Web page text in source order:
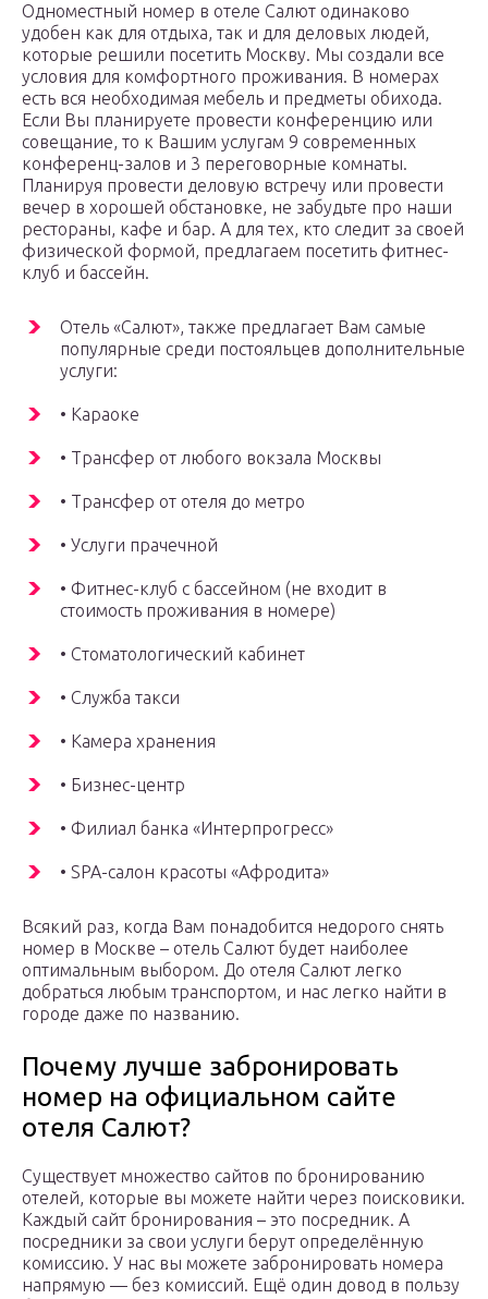
Одноместный номер в отеле Салют одинаково
удобен как для отдыха, так и для деловых людей,
которые решили посетить Москву. Мы создали все
условия для комфортного проживания. В номерах
есть вся необходимая мебель и предметы обихода.
Если Вы планируете провести конференцию или
совещание, то к Вашим услугам 9 современных
конференц-залов и 3 переговорные комнаты.
Планируя провести деловую встречу или провести
вечер в хорошей обстановке, не забудьте про наши
рестораны, кафе и бар. А для тех, кто следит за своей
физической формой, предлагаем посетить фитнес-
клуб и бассейн.
Отель «Салют», также предлагает Вам самые
популярные среди постояльцев дополнительные
услуги:
• Караоке
• Трансфер от любого вокзала Москвы
• Трансфер от отеля до метро
• Услуги прачечной
• Фитнес-клуб с бассейном (не входит в
стоимость проживания в номере)
• Стоматологический кабинет
• Служба такси
• Камера хранения
• Бизнес-центр
• Филиал банка «Интерпрогресс»
• SPA-салон красоты «Афродита»
Всякий раз, когда Вам понадобится недорого снять
номер в Москве – отель Салют будет наиболее
оптимальным выбором. До отеля Салют легко
добраться любым транспортом, и нас легко найти в
городе даже по названию.
Почему лучше забронировать
номер на официальном сайте
отеля Салют?
Существует множество сайтов по бронированию
отелей, которые вы можете найти через поисковики.
Каждый сайт бронирования – это посредник. А
посредники за свои услуги берут определённую
комиссию. У нас вы можете забронировать номера
напрямую — без комиссий. Ещё один довод в пользу